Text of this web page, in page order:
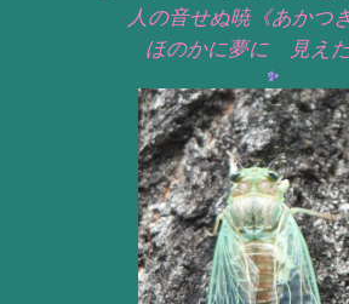
人の音せぬ暁《あかつ
ほのかに夢に 見え
✨